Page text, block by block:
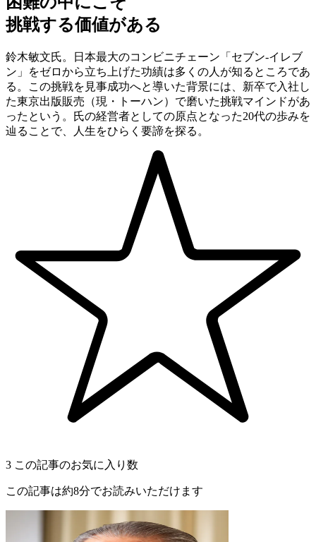
挑戦する価値がある
鈴木敏文氏。日本最大のコンビニチェーン「セブン-イレブ
ン」をゼロから立ち上げた功績は多くの人が知るところであ
る。この挑戦を見事成功へと導いた背景には、新卒で入社し
た東京出版販売（現・トーハン）で磨いた挑戦マインドがあ
ったという。氏の経営者としての原点となった20代の歩みを
辿ることで、人生をひらく要諦を探る。
3 この記事のお気に入り数
この記事は約8分でお読みいただけます